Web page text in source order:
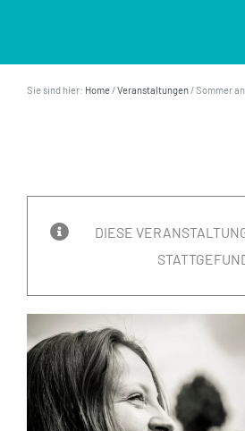
Sie sind hier: Home/Veranstaltungen/Sommer
DIESE